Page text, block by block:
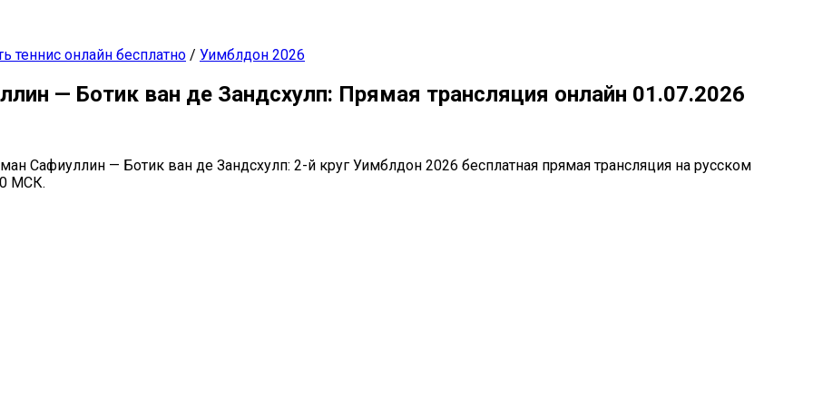
теннис онлайн бесплатно / Уимблдон 2026
— Ботик ван де Зандсхулп: Прямая трансляция онлайн 01.07.2026
Сафиуллин — Ботик ван де Зандсхулп: 2-й круг Уимблдон 2026 бесплатная прямая трансляция на русском
МСК.